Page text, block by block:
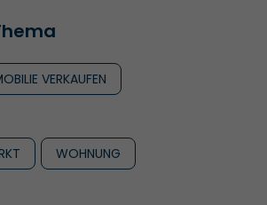
VERKAUFEN
WOHNUNG